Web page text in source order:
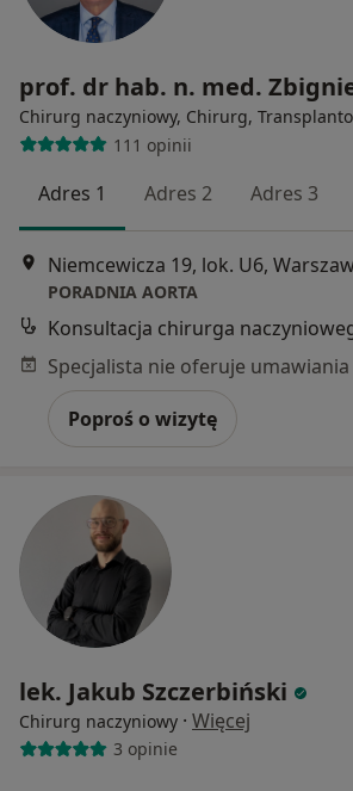
prof. dr hab. n. med.
Chirurg naczyniowy, Chirurg,
111 opinii
Adres 1 Adres 2 Adres 3
Niemcewicza 19, lok. U6,
PORADNIA AORTA
Konsultacja chirurga
Poproś o wizytę
lek. Jakub Szczerbiński
Chirurg naczyniowy · Więcej
3 opinie